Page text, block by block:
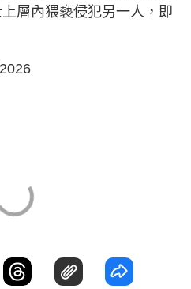
層內猥褻侵犯另一人，即